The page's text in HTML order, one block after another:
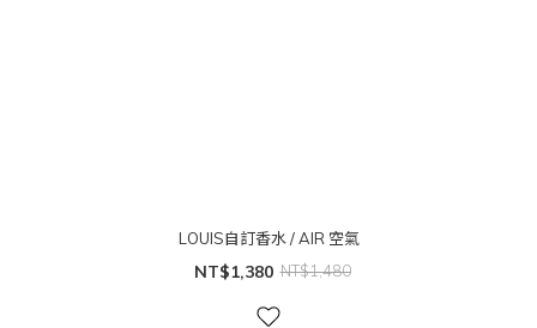
LOUIS自訂香水 / AIR 空氣
NT$1,380 NT$1,480